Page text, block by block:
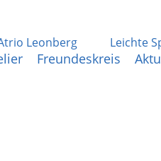
Leonberg Leichte
Freundeskreis